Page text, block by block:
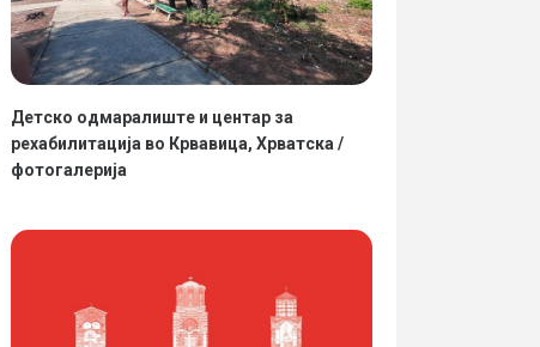
Детско одмаралиште и центар за
рехабилитација во Крвавица, Хрватска /
фотогалерија